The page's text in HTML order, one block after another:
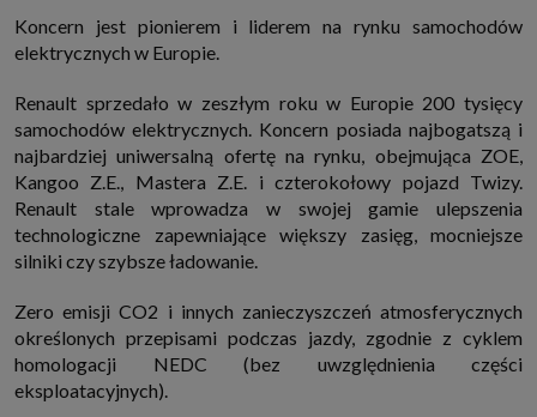
udzielać, nie pozbawi Cię to dostępu do naszych usług. Masz również
możliwość ograniczenia zakresu lub zmiany zgody w dowolnym
momencie.
przetwarzania, czyli w przypadku udzielenia zgody do momentu jej
cofnięcia, ograniczenia lub innych działań z Twojej strony ograniczających
tę zgodę, w przypadku niezbędności danych do wykonania umowy, przez
czas jej wykonywania i ewentualnie okres przedawnienia roszczeń z niej
(zwykle nie więcej niż 3 lata, a maksymalnie 10 lat), a w przypadku, gdy
podstawą przetwarzania danych jest uzasadniony interes administratora,
do czasu zgłoszenia przez Ciebie skutecznego sprzeciwu.
Przekazywanie danych
Administratorzy danych mogą powierzać Twoje dane podwykonawcom IT,
podstawie umowy o powierzenie przetwarzania danych zobowiązującej
taki podmiot do odpowiedniego zabezpieczenia danych i niekorzystania z
nich do własnych celów.
Cookies
Na naszych stronach używamy znaczników internetowych takich jak pliki
Koncern jest pionierem i liderem na rynku samochodów
elektrycznych w Europie.
Renault sprzedało w zeszłym roku w Europie 200 tysięcy
samochodów elektrycznych. Koncern posiada najbogatszą i
najbardziej uniwersalną ofertę na rynku, obejmująca ZOE,
Kangoo Z.E., Mastera Z.E. i czterokołowy pojazd Twizy.
Renault stale wprowadza w swojej gamie ulepszenia
technologiczne zapewniające większy zasięg, mocniejsze
silniki czy szybsze ładowanie.
Zero emisji CO2 i innych zanieczyszczeń atmosferycznych
określonych przepisami podczas jazdy, zgodnie z cyklem
homologacji NEDC (bez uwzględnienia części
eksploatacyjnych).